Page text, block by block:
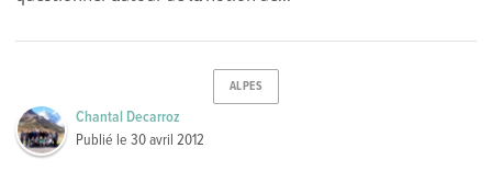
ALPES
Chantal Decarroz
Publié le30 avril 2012